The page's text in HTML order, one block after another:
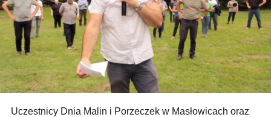
Uczestnicy Dnia Malin i Porzeczek w Masłowicach oraz